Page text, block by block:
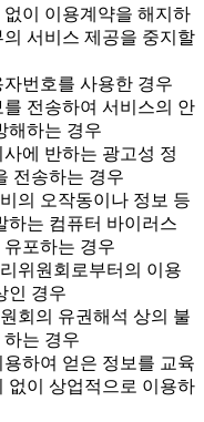
이 이용계약을 해지하
서비스 제공을 중지할
자번호를 사용한 경우
전송하여 서비스의 안
해하는 경우
에 반하는 광고성 정
전송하는 경우
의 오작동이나 정보 등
하는 컴퓨터 바이러스
포하는 경우
위원회로부터의 이용
인 경우
회의 유권해석 상의 불
는 경우
용하여 얻은 정보를 교육
없이 상업적으로 이용하